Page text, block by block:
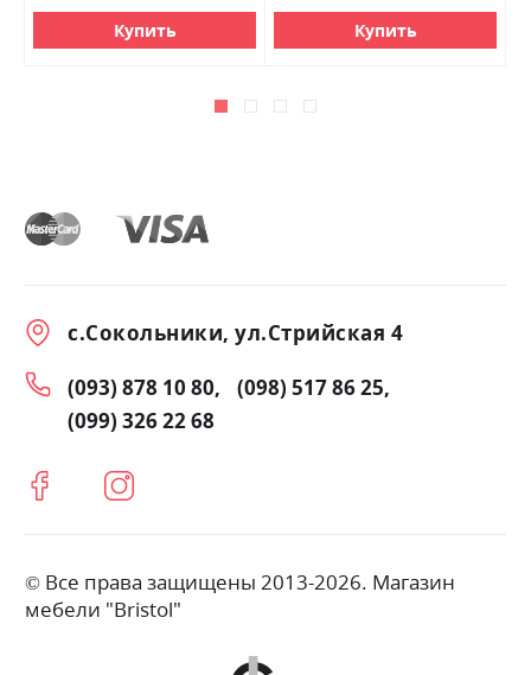
Купить Купить
с.Сокольники, ул.Стрийская 4
(093) 878 10 80
(098) 517 86 25
(099) 326 22 68
© Все права защищены 2013-2026. Магазин
мебели "Bristol"